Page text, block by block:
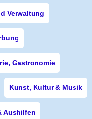
Verwaltung
Gastronomie
Kunst, Kultur & Musik
Aushilfen